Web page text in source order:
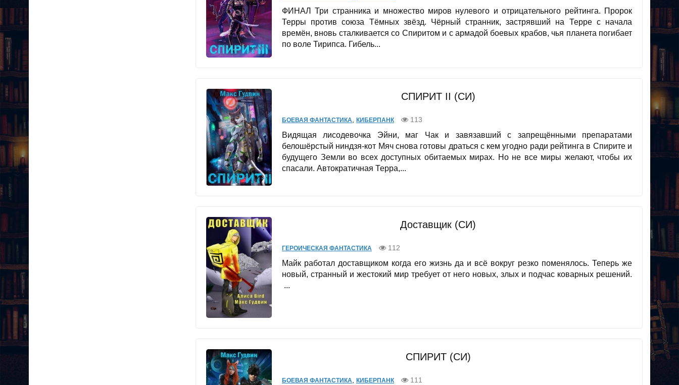
ФИНАЛ Три странника и множество миров нулевого и отрицательного рейтинга. Пророк
Терры против союза Тёмных звёзд. Чёрный странник, застрявший на Терре с начала
времён, вновь сталкивается со Спиритом и с армадой боевых крабов, чья планета погибает
по воле Тирипса. Гибель...
СПИРИТ II (СИ)
БОЕВАЯ ФАНТАСТИКА КИБЕРПАНК 113
Видящая лисодевочка Эйни, маг Чак и завязавший с запрещёнными препаратами
белошёрстый ниндзя-кот Мяч снова готовы драться с кем угодно ради рейтинга в Спирите и
будущего Земли во всех доступных обитаемых мирах. Но не все миры желают, чтобы их
спасали. Автократичная Терра,...
Доставщик (СИ)
ГЕРОИЧЕСКАЯ ФАНТАСТИКА 112
Майк работал доставщиком когда его жизнь да и всё вокруг резко поменялось. Теперь же
новый, странный и жестокий мир требует от него новых, злых и подчас коварных решений.
...
СПИРИТ (СИ)
БОЕВАЯ ФАНТАСТИКА КИБЕРПАНК 111